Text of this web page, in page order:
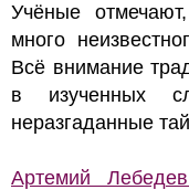
Учёные
много
Всё внимание
в изученных
неразгаданные
Артемий